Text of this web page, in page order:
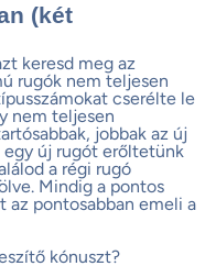
(két
keresd meg az
rugók nem teljesen
cserélte le
nem teljesen
jobbak az új
új rugót erőltetünk
a régi rugó
Mindig a pontos
az pontosabban emeli a
kónuszt?